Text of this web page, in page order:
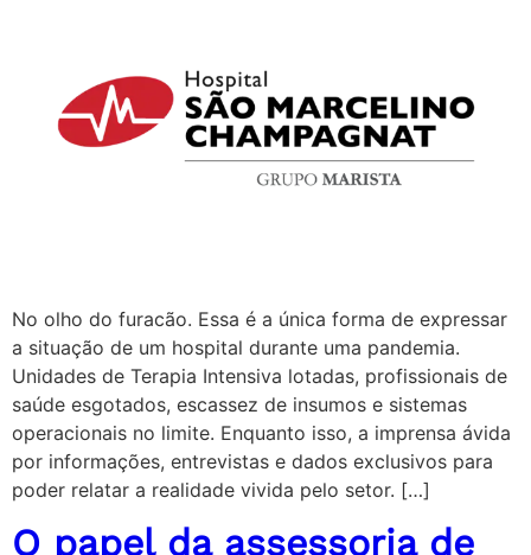
No olho do furacão. Essa é a única forma de expressar
a situação de um hospital durante uma pandemia.
Unidades de Terapia Intensiva lotadas, profissionais de
saúde esgotados, escassez de insumos e sistemas
operacionais no limite. Enquanto isso, a imprensa ávida
por informações, entrevistas e dados exclusivos para
poder relatar a realidade vivida pelo setor. […]
O papel da assessoria de